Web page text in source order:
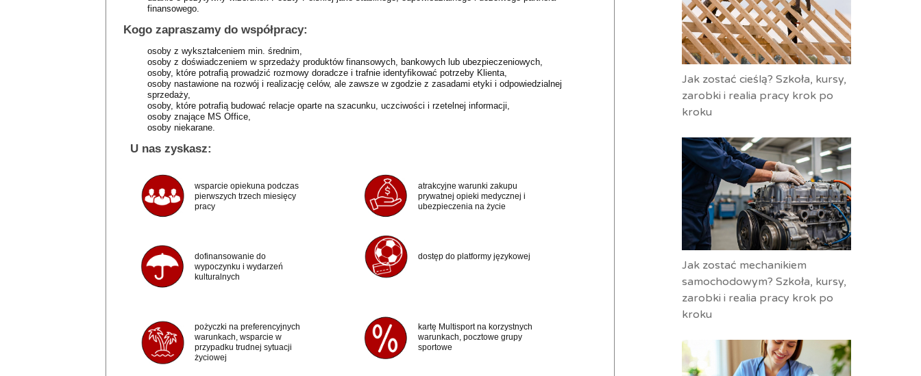
finansowego.
Kogo zapraszamy do współpracy:
osoby z wykształceniem min. średnim,
osoby z doświadczeniem w sprzedaży produktów finansowych, bankowych lub ubezpieczeniowych,
osoby, które potrafią prowadzić rozmowy doradcze i trafnie identyfikować potrzeby Klienta,
osoby nastawione na rozwój i realizację celów, ale zawsze w zgodzie z zasadami etyki i odpowiedzialnej
sprzedaży,
osoby, które potrafią budować relacje oparte na szacunku, uczciwości i rzetelnej informacji,
osoby znające MS Office,
osoby niekarane.
U nas zyskasz:
wsparcie opiekuna podczas
pierwszych trzech miesięcy
pracy
atrakcyjne warunki zakupu
prywatnej opieki medycznej i
ubezpieczenia na życie
dofinansowanie do
wypoczynku i wydarzeń
kulturalnych
dostęp do platformy językowej
pożyczki na preferencyjnych
warunkach, wsparcie w
przypadku trudnej sytuacji
życiowej
kartę Multisport na korzystnych
warunkach, pocztowe grupy
sportowe
Jak zostać cieślą? Szkoła, kursy,
zarobki i realia pracy krok po
kroku
Jak zostać mechanikiem
samochodowym? Szkoła, kursy,
zarobki i realia pracy krok po
kroku